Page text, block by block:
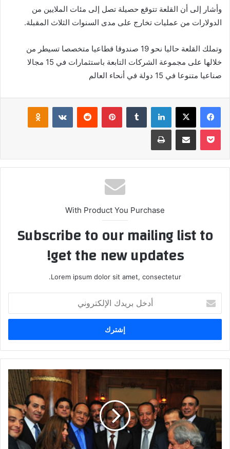
وأشار إلى أن القلعة تتوقع حصيلة تصل إلى مئات الملايين من
الدولارات من عمليات تخارج على مدى السنوات الثلاث المقبلة.
وتملك القلعة حاليا نحو 19 صندوقا قطاعيا متخصصا تسيطر من
خلالها على مجموعة الشركات التابعة باستثمارات في 15 مجالا
صناعيا متنوعا في 15 دولة في أنحاء العالم
فيسبوك ‫X لينكدإن بينتيريست
‫Pocket مشاركة عبر البريد طباعة
With Product You Purchase
Subscribe to our mailing list to
get the new updates!
Lorem ipsum dolor sit amet, consectetur.
بريدك
الإلكتروني